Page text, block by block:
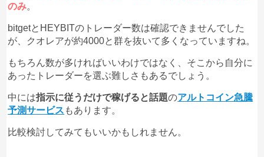
のみ。
bitgetとHEYBITのトレーダー数は確認できませんでした
が、クオレアが約4000と群を抜いて多くなっていますね。
もちろん数が多ければいいわけではなく、そこから自分に
あったトレーダーを選ぶ難しさもあるでしょう。
中には指示に従うだけで稼げると話題のアルトコイン急騰
予測サービス もあります。
比較検討してみてもいいかもしれません。